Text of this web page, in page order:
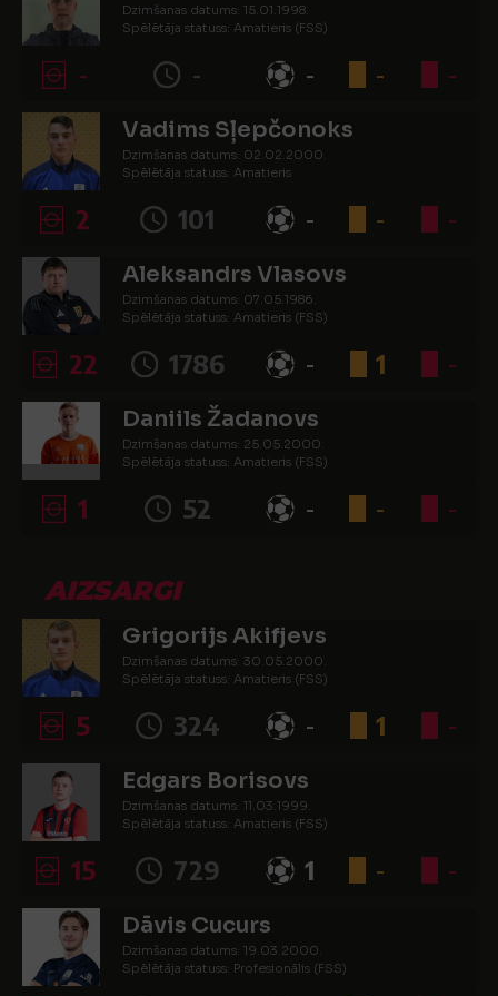
Dzimšanas datums: 15.01.1998.
Spēlētāja statuss: Amatieris (FSS)
- - - - -
Vadims Sļepčonoks
Dzimšanas datums: 02.02.2000.
Spēlētāja statuss: Amatieris
2 101 - - -
Aleksandrs Vlasovs
Dzimšanas datums: 07.05.1986.
Spēlētāja statuss: Amatieris (FSS)
22 1786 - 1 -
Daniils Žadanovs
Dzimšanas datums: 25.05.2000.
Spēlētāja statuss: Amatieris (FSS)
1 52 - - -
AIZSARGI
Grigorijs Akifjevs
Dzimšanas datums: 30.05.2000.
Spēlētāja statuss: Amatieris (FSS)
5 324 - 1 -
Edgars Borisovs
Dzimšanas datums: 11.03.1999.
Spēlētāja statuss: Amatieris (FSS)
15 729 1 - -
Dāvis Cucurs
Dzimšanas datums: 19.03.2000.
Spēlētāja statuss: Profesionālis (FSS)